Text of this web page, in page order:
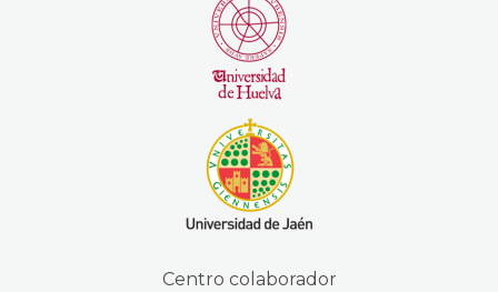
Centro colaborador